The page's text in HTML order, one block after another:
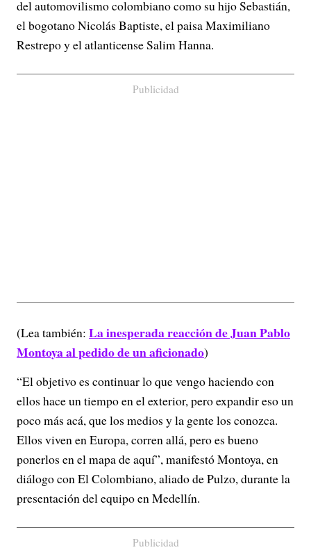
del automovilismo colombiano como su hijo Sebastián,
el bogotano Nicolás Baptiste, el paisa Maximiliano
Restrepo y el atlanticense Salim Hanna.
Publicidad
(Lea también: La inesperada reacción de Juan Pablo
Montoya al pedido de un aficionado)
“El objetivo es continuar lo que vengo haciendo con
ellos hace un tiempo en el exterior, pero expandir eso un
poco más acá, que los medios y la gente los conozca.
Ellos viven en Europa, corren allá, pero es bueno
ponerlos en el mapa de aquí”, manifestó Montoya, en
diálogo con El Colombiano, aliado de Pulzo, durante la
presentación del equipo en Medellín.
Publicidad